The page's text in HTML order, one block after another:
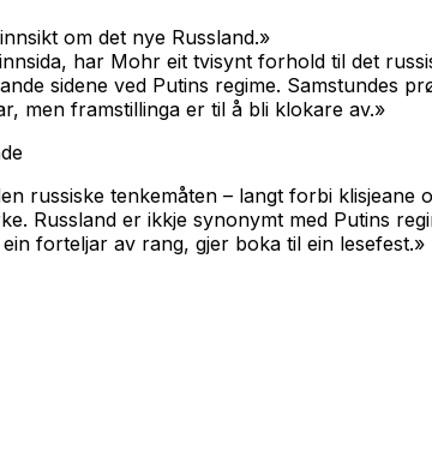
om det nye Russland.»
har Mohr eit tvisynt forhold til det
sidene ved Putins regime. Samstundes
men framstillinga er til å bli klokare av.»
russiske tenkemåten – langt forbi
Russland er ikkje synonymt med Putins
forteljar av rang, gjer boka til ein lesefest.»